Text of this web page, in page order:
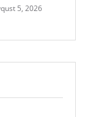
5, 2026